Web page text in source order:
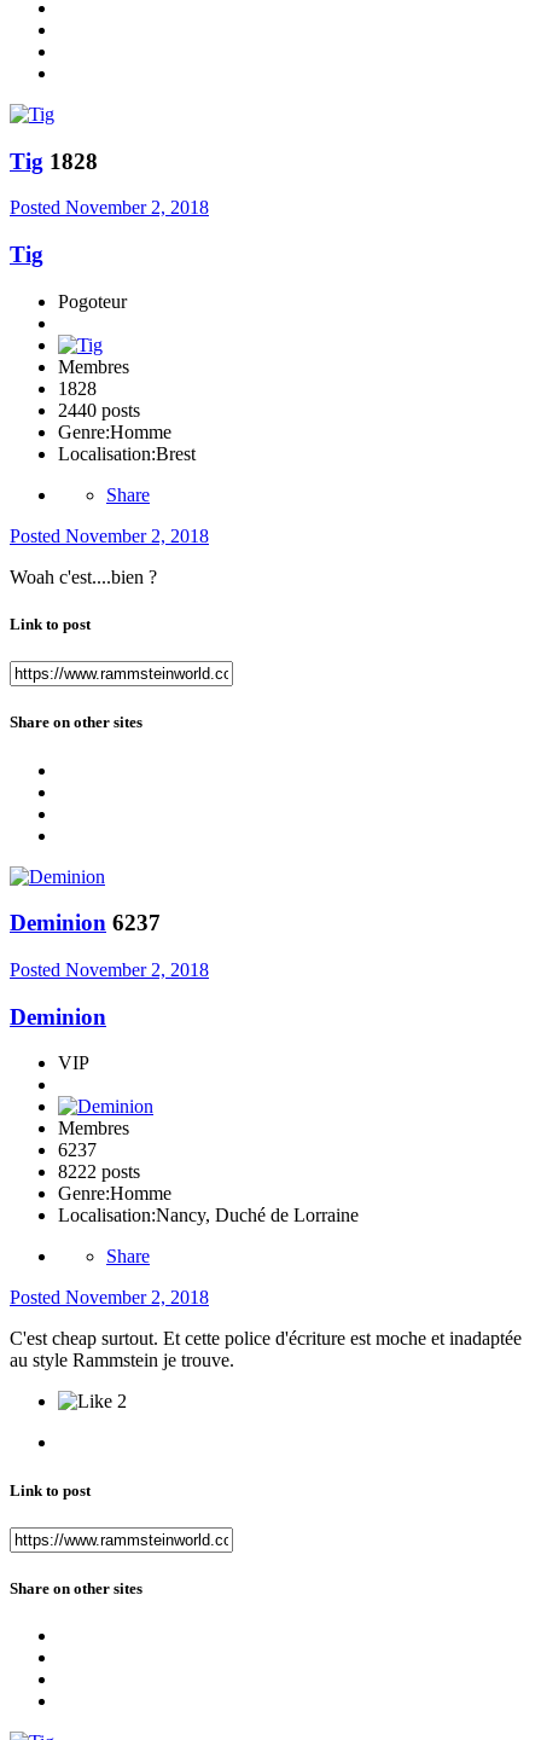
Tig 1828
Posted November 2, 2018
Tig
Pogoteur
Membres
1828
2440 posts
Genre:Homme
Localisation:Brest
Share
Posted November 2, 2018
Woah c'est....bien ?
Link to post
Share on other sites
Deminion 6237
Posted November 2, 2018
Deminion
VIP
Membres
6237
8222 posts
Genre:Homme
Localisation:Nancy, Duché de Lorraine
Share
Posted November 2, 2018
C'est cheap surtout. Et cette police d'écriture est moche et inadaptée
au style Rammstein je trouve.
2
Link to post
Share on other sites